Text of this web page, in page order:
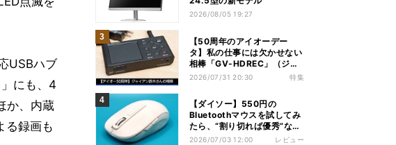
USBハブ
にも、4
か、内蔵
る録画も
2026/08/05 19:27
【50周年のアイオーデー
タ】私の仕事には欠かせない
相棒「GV-HDREC」（ジャ
イアン鈴木さん）
2026/07/31 20:30 特集
【ダイソー】550円の
Bluetoothマウスを試してみ
たら、“割り切れば優秀”な1
台だった
2026/07/03 12:00 レビュー